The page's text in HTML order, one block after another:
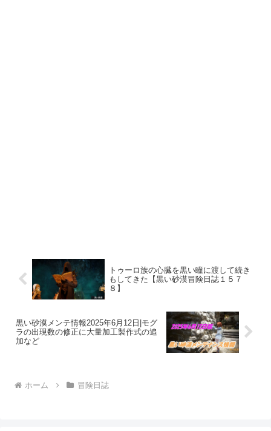
トゥーロ族の心臓を黒い瞳に渡して続き
もしてきた【黒い砂漠冒険日誌１５７
８】
黒い砂漠メンテ情報2025年6月12日|モグ
ラの出現数の修正に大量加工製作式の追
加など
ホーム 冒険日誌